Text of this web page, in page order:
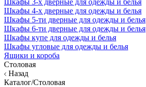
Шкафы 3-х дверные для одежды и белья
Шкафы 4-х дверные для одежды и белья
Шкафы 5-ти дверные для одежды и белья
Шкафы 6-ти дверные для одежды и белья
Шкафы купе для одежды и белья
Шкафы угловые для одежды и белья
Ящики и короба
Столовая
Назад
Каталог/Столовая